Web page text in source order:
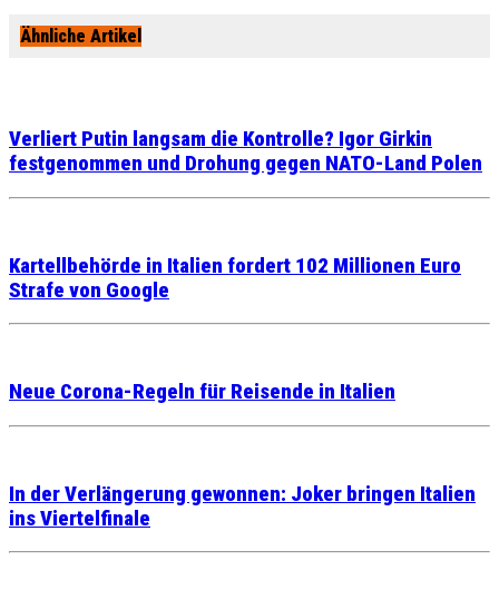
Ähnliche Artikel
Verliert Putin langsam die Kontrolle? Igor Girkin
festgenommen und Drohung gegen NATO-Land Polen
Kartellbehörde in Italien fordert 102 Millionen Euro
Strafe von Google
Neue Corona-Regeln für Reisende in Italien
In der Verlängerung gewonnen: Joker bringen Italien
ins Viertelfinale